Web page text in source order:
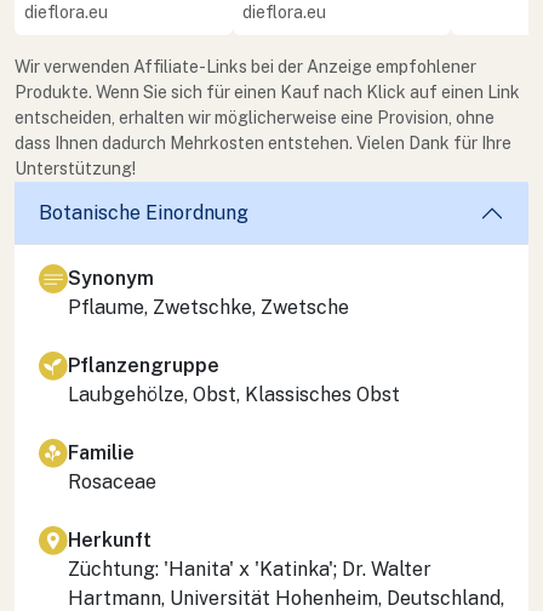
dieflora.eu
dieflora.eu
Wir verwenden Affiliate-Links bei der Anzeige empfohlener
Produkte. Wenn Sie sich für einen Kauf nach Klick auf einen Link
entscheiden, erhalten wir möglicherweise eine Provision, ohne
dass Ihnen dadurch Mehrkosten entstehen. Vielen Dank für Ihre
Unterstützung!
Botanische Einordnung
Synonym
Pflaume, Zwetschke, Zwetsche
Pflanzengruppe
Laubgehölze, Obst, Klassisches Obst
Familie
Rosaceae
Herkunft
Züchtung: 'Hanita' x 'Katinka'; Dr. Walter
Hartmann, Universität Hohenheim, Deutschland,